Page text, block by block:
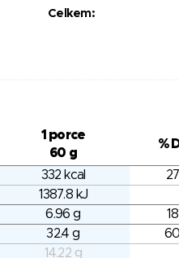
Celkem:
1 porce
60 g
%
332 kcal
1387.8 kJ
6.96 g
32.4 g
14.22 g